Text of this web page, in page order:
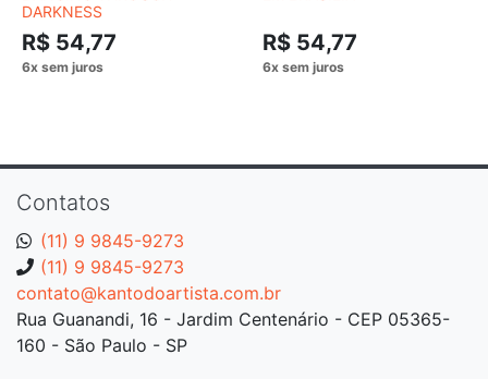
DARKNESS
R$ 54,77 R$ 54,77
Contatos
(11) 9 9845-9273
(11) 9 9845-9273
contato@kantodoartista.com.br
Rua Guanandi, 16 - Jardim Centenário - CEP 05365-
160 - São Paulo - SP